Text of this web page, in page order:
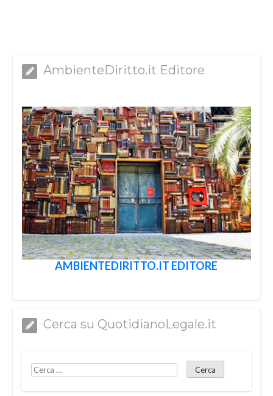
AmbienteDiritto.it Editore
AMBIENTEDIRITTO.IT EDITORE
Cerca su QuotidianoLegale.it